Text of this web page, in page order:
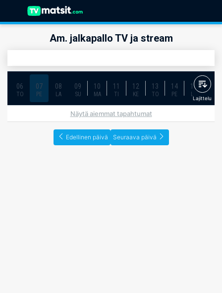
Am. jalkapallo TV ja stream
06
TO
07
PE
08
LA
09
SU
10
MA
11
TI
12
KE
13
TO
14
PE
15
LA
16
Lajittelu
Näytä aiemmat tapahtumat
Edellinen päivä Seuraava päivä